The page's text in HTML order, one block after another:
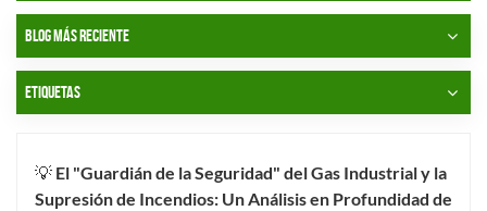
BLOG MÁS RECIENTE
ETIQUETAS
💡 El "Guardián de la Seguridad" del Gas Industrial y la
Supresión de Incendios: Un Análisis en Profundidad de